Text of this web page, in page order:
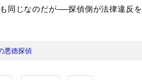
同じなのだが──探偵側が法律違反を
悪徳探偵